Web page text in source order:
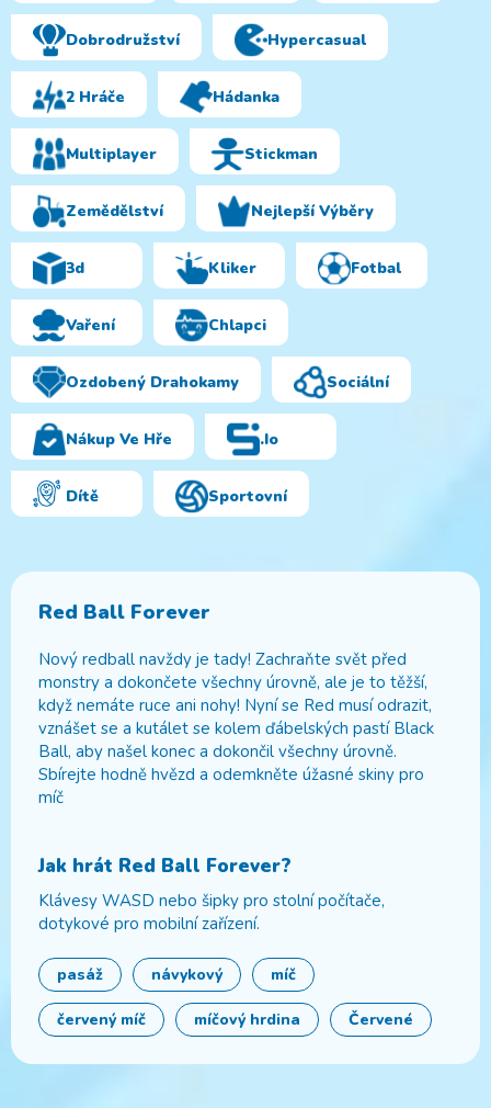
Dobrodružství Hypercasual
2 Hráče Hádanka
Multiplayer Stickman
Zemědělství Nejlepší Výběry
3d Kliker Fotbal
Vaření Chlapci
Ozdobený Drahokamy Sociální
Nákup Ve Hře .io
Dítě Sportovní
Red Ball Forever
Nový redball navždy je tady! Zachraňte svět před
monstry a dokončete všechny úrovně, ale je to těžší,
když nemáte ruce ani nohy! Nyní se Red musí odrazit,
vznášet se a kutálet se kolem ďábelských pastí Black
Ball, aby našel konec a dokončil všechny úrovně.
Sbírejte hodně hvězd a odemkněte úžasné skiny pro
míč
Jak hrát Red Ball Forever?
Klávesy WASD nebo šipky pro stolní počítače,
dotykové pro mobilní zařízení.
pasáž návykový míč
červený míč míčový hrdina Červené